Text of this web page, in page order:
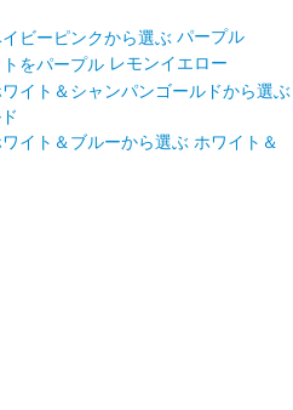
パープル
レモンイエロー
ホワイト＆